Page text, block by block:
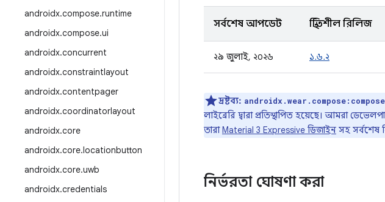
androidx.compose.runtime
androidx.compose.ui
androidx.concurrent
androidx.constraintlayout
androidx.contentpager
androidx.coordinatorlayout
androidx.core
androidx.core.locationbutton
androidx.core.uwb
androidx.credentials
সর্বশেষ আপডেট স্থিতিশীল রিলিজ
২৯ জুলাই, ২০২৬ ১.৬.২
দ্রষ্টব্য:
লাইব্রেরি দ্বারা প্রতিস্থাপিত হয়েছে। আমরা
তারাMaterial 3 Expressive ডিজাইন সহ সর্বশেষ
নির্ভরতা ঘোষণা করা